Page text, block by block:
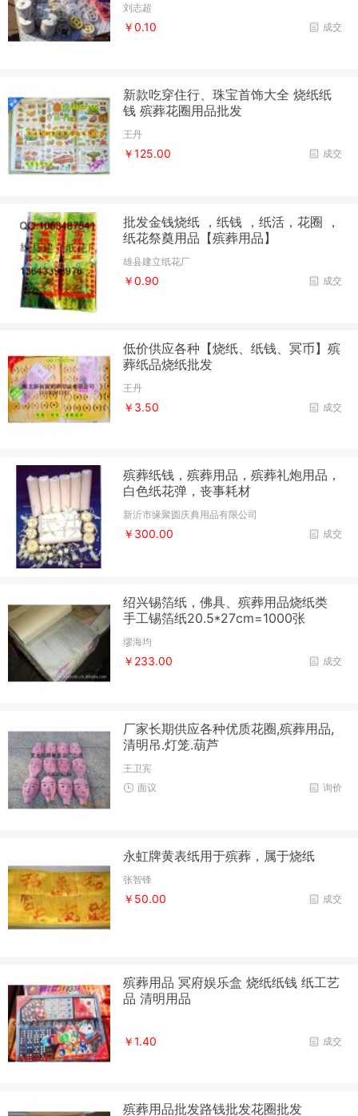
刘志超
成交
￥0.10
新款吃穿住行、珠宝首饰大全 烧纸纸
钱 殡葬花圈用品批发
王丹
成交
￥125.00
批发金钱烧纸 ，纸钱 ，纸活，花圈 ，
纸花祭奠用品【殡葬用品】
雄县建立纸花厂
成交
￥0.90
低价供应各种【烧纸、纸钱、冥币】殡
葬纸品烧纸批发
王丹
成交
￥3.50
殡葬纸钱，殡葬用品，殡葬礼炮用品，
白色纸花弹，丧事耗材
新沂市缘聚圆庆典用品有限公司
成交
￥300.00
绍兴锡箔纸，佛具、殡葬用品烧纸类
手工锡箔纸20.5*27cm=1000张
缪海均
成交
￥233.00
厂家长期供应各种优质花圈,殡葬用品,
清明吊.灯笼.葫芦
王卫宾
询价
面议
永虹牌黄表纸用于殡葬，属于烧纸
张智锋
成交
￥50.00
殡葬用品 冥府娱乐盒 烧纸纸钱 纸工艺
品 清明用品
成交
￥1.40
殡葬用品批发路钱批发花圈批发